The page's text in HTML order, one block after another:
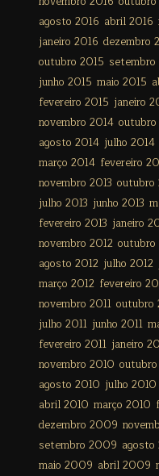
agosto 2016 abril 2016
janeiro 2016 dezembro
outubro 2015 setembro
junho 2015 maio 2015
fevereiro 2015 janeiro
novembro 2014
agosto 2014 julho 2014
março 2014 fevereiro
novembro 2013 outubro
julho 2013 junho 2013
fevereiro 2013 janeiro
novembro 2012 outubro
agosto 2012 julho 2012
março 2012 fevereiro
novembro 2011 outubro
julho 2011 junho 2011
fevereiro 2011 janeiro
novembro 2010
agosto 2010 julho 2010
abril 2010 março 2010
dezembro 2009
setembro 2009
maio 2009 abril 2009